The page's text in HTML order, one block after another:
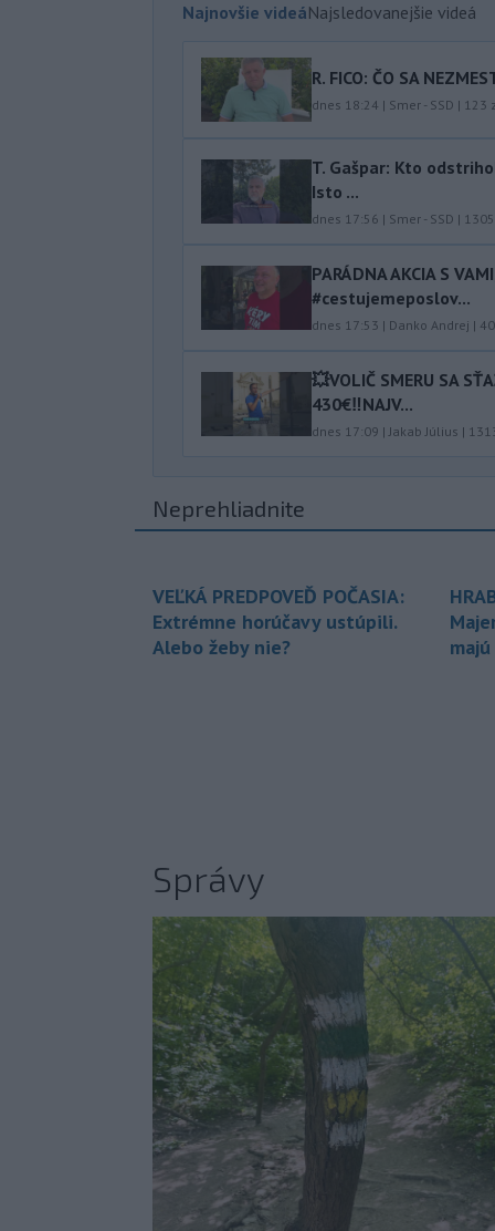
Najnovšie videáNajsledovanejšie videá
R. FICO: ČO SA
dnes 18:24 | Smer - SSD | 123
T. Gašpar: Kto
Isto ...
dnes 17:56 | Smer - SSD | 1305
PARÁDNA AKCIA S
#cestujemeposlov...
dnes 17:53 | Danko Andrej | 40
💥VOLIČ SMERU SA
430€‼️NAJV...
dnes 17:09 |Jakab Július |
Neprehliadnite
VEĽKÁ PREDPOVEĎ POČASIA:
Extrémne horúčavy ustúpili.
Alebo žeby nie?
Správy